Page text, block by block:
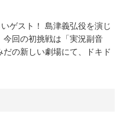
ゲスト！ 島津義弘役を演じ
回の初挑戦は「実況副音
の新しい劇場にて、ドキド